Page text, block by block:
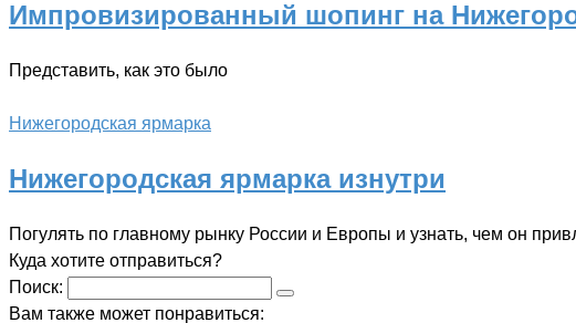
Импровизированный шопинг на
Представить, как это было
Нижегородская ярмарка
Нижегородская ярмарка изнутри
Погулять по главному рынку России и Европы и узнать, чем он
Куда хотите отправиться?
Поиск:
Вам также может понравиться: